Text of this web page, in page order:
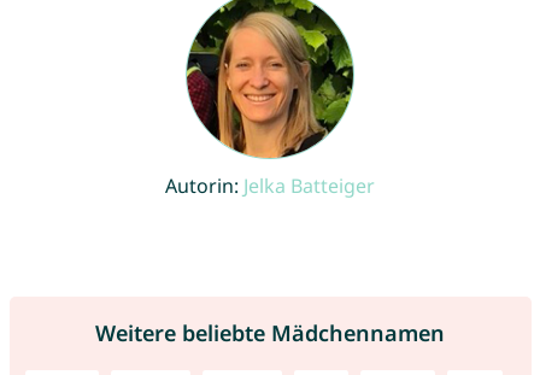
Autorin: Jelka Batteiger
Weitere beliebte Mädchennamen